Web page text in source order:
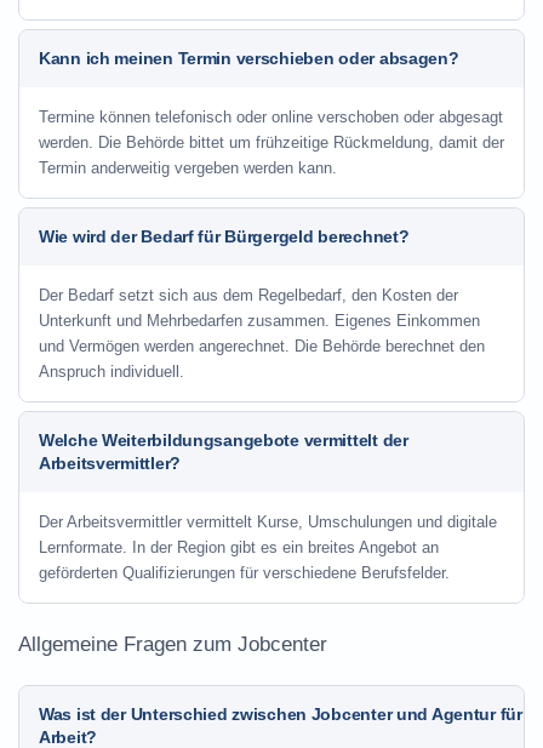
Kann ich meinen Termin verschieben oder absagen?
Termine können telefonisch oder online verschoben oder abgesagt
werden. Die Behörde bittet um frühzeitige Rückmeldung, damit der
Termin anderweitig vergeben werden kann.
Wie wird der Bedarf für Bürgergeld berechnet?
Der Bedarf setzt sich aus dem Regelbedarf, den Kosten der
Unterkunft und Mehrbedarfen zusammen. Eigenes Einkommen
und Vermögen werden angerechnet. Die Behörde berechnet den
Anspruch individuell.
Welche Weiterbildungsangebote vermittelt der
Arbeitsvermittler?
Der Arbeitsvermittler vermittelt Kurse, Umschulungen und digitale
Lernformate. In der Region gibt es ein breites Angebot an
geförderten Qualifizierungen für verschiedene Berufsfelder.
Allgemeine Fragen zum Jobcenter
Was ist der Unterschied zwischen Jobcenter und Agentur für
Arbeit?